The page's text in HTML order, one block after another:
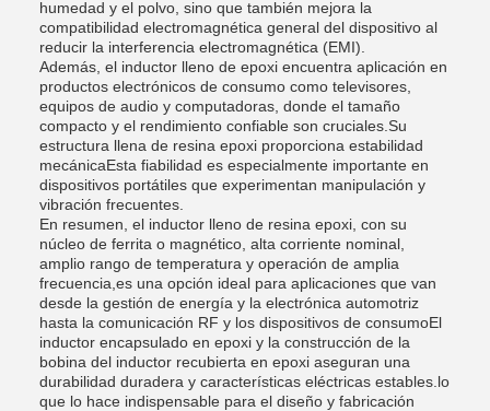
humedad y el polvo, sino que también mejora la
compatibilidad electromagnética general del dispositivo al
reducir la interferencia electromagnética (EMI).
Además, el inductor lleno de epoxi encuentra aplicación en
productos electrónicos de consumo como televisores,
equipos de audio y computadoras, donde el tamaño
compacto y el rendimiento confiable son cruciales.Su
estructura llena de resina epoxi proporciona estabilidad
mecánicaEsta fiabilidad es especialmente importante en
dispositivos portátiles que experimentan manipulación y
vibración frecuentes.
En resumen, el inductor lleno de resina epoxi, con su
núcleo de ferrita o magnético, alta corriente nominal,
amplio rango de temperatura y operación de amplia
frecuencia,es una opción ideal para aplicaciones que van
desde la gestión de energía y la electrónica automotriz
hasta la comunicación RF y los dispositivos de consumoEl
inductor encapsulado en epoxi y la construcción de la
bobina del inductor recubierta en epoxi aseguran una
durabilidad duradera y características eléctricas estables.lo
que lo hace indispensable para el diseño y fabricación